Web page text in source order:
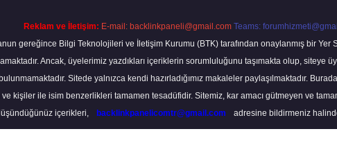
Reklam ve İletişim: E-mail: backlinkpaneli@gmail.com Teams:
gereğince Bilgi Teknolojileri ve İletişim Kurumu (BTK) tarafından onaylanmış bir
Ancak, üyelerimiz yazdıkları içeriklerin sorumluluğunu taşımakta olup,
Sitede yalnızca kendi hazırladığımız makaleler paylaşılmaktadır.
ve kişiler ile isim benzerlikleri tamamen tesadüfidir. Sitemiz, kar amacı gütmeyen ve
içerikleri,
backlinkpanelicomtr@gmail.com adresine bildirmeniz